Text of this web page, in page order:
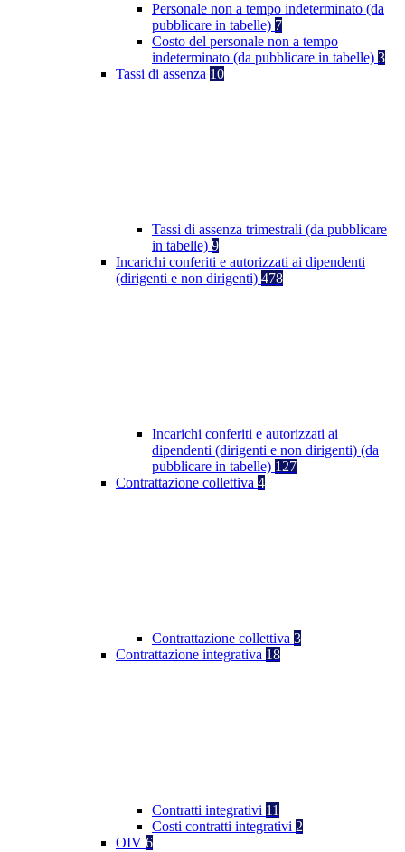
Personale non a tempo indeterminato (da
pubblicare in tabelle) 7
Costo del personale non a tempo
indeterminato (da pubblicare in tabelle) 3
Tassi di assenza 10
Tassi di assenza trimestrali (da pubblicare
in tabelle) 9
Incarichi conferiti e autorizzati ai dipendenti
(dirigenti e non dirigenti) 478
Incarichi conferiti e autorizzati ai
dipendenti (dirigenti e non dirigenti) (da
pubblicare in tabelle) 127
Contrattazione collettiva 4
Contrattazione collettiva 3
Contrattazione integrativa 18
Contratti integrativi 11
Costi contratti integrativi 2
OIV 6